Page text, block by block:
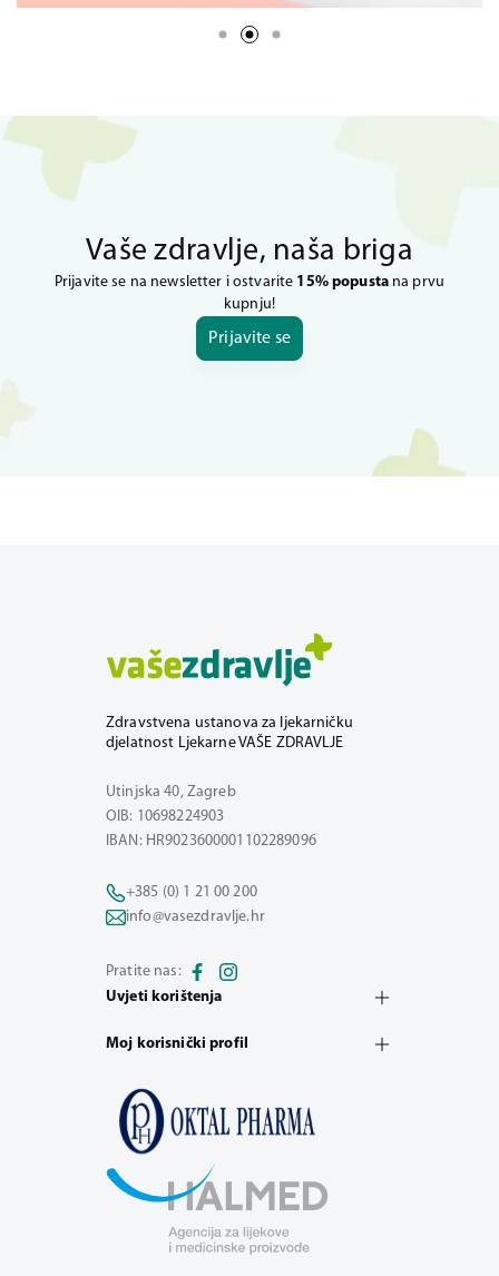
Vaše zdravlje, naša briga
Prijavite se na newsletter i ostvarite 15% popustana prvu
kupnju!
Prijavite se
Zdravstvena ustanova za ljekarničku
djelatnost Ljekarne VAŠE ZDRAVLJE
Utinjska 40, Zagreb
OIB: 10698224903
IBAN: HR9023600001102289096
+385 (0) 1 21 00 200
info@vasezdravlje.hr
Pratite nas:
Uvjeti korištenja
Moj korisnički profil